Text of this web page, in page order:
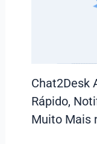
Chat2Desk
Rápido,
Muito Mais